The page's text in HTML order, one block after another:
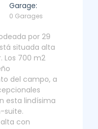
Garage:
0 Garages
por 29
situada alta
Los 700 m2
del campo, a
esta lindísima
suite.
con